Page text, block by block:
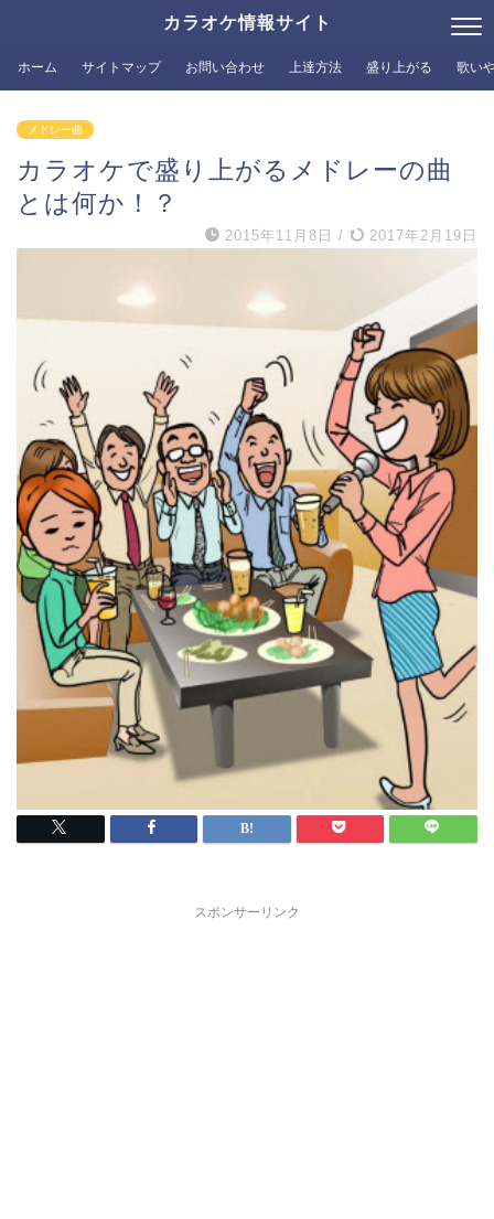
カラオケ情報サイト
ホーム サイトマップ お問い合わせ 上達方法 盛り上がる 歌い
メドレー曲
カラオケで盛り上がるメドレーの曲
とは何か！？
2015年11月8日 / 2017年2月19日
スポンサーリンク